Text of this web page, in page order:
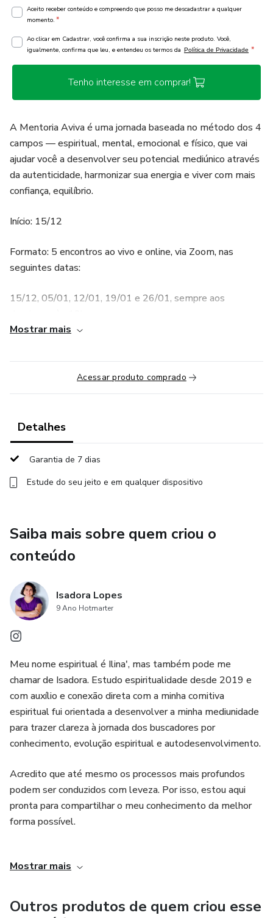
Aceito receber conteúdo e compreendo que posso me descadastrar a qualquer
momento. *
Ao clicar em Cadastrar, você confirma a sua inscrição neste produto. Você,
igualmente, confirma que leu, e entendeu os termos da Política de Privacidade *
Tenho interesse em comprar!
A Mentoria Aviva é uma jornada baseada no método dos 4
campos — espiritual, mental, emocional e físico, que vai
ajudar você a desenvolver seu potencial mediúnico através
da autenticidade, harmonizar sua energia e viver com mais
confiança, equilíbrio.
Início: 15/12
Formato: 5 encontros ao vivo e online, via Zoom, nas
seguintes datas:
15/12, 05/01, 12/01, 19/01 e 26/01, sempre aos
grupo no WhatsApp, acesso à aulas semanais de yoga,
meditações guiadas, materiais complementares e acesso
às gravações por 1 ano.
A mentoria integra aprendizado e prática, com aulas
teóricas e orientações práticas para harmonizar seus 4
campos e expandir sua mediunidade.
O que você vai aprender?
Conectar-se com sua essência espiritual e expandir sua
mediunidade.
Superar bloqueios emocionais para viver com mais clareza
e tranquilidade.
Transformar seu corpo em um canal energético alinhado e
Benefícios Exclusivos:
5 encontros ao vivo gravados, com acesso por 1 ano.
Grupo no WhatsApp para suporte contínuo.
Meditações e materiais complementares para enriquecer
sua prática.
Aulas semanais de yoga para alinhar os 4 campos.
Dúvidas: WhatsApp 47 999341765📱
Mostrar mais
Acessar produto comprado
Detalhes
Garantia de 7 dias
Estude do seu jeito e em qualquer dispositivo
Saiba mais sobre quem criou o
conteúdo
Isadora Lopes
9 Ano Hotmarter
Meu nome espiritual é Ilina', mas também pode me
chamar de Isadora. Estudo espiritualidade desde 2019 e
com auxílio e conexão direta com a minha comitiva
espiritual fui orientada a desenvolver a minha mediunidade
para trazer clareza à jornada dos buscadores por
conhecimento, evolução espiritual e autodesenvolvimento.
Acredito que até mesmo os processos mais profundos
podem ser conduzidos com leveza. Por isso, estou aqui
pronta para compartilhar o meu conhecimento da melhor
forma possível.
mediúnicos, terapeuta holística com foco em leitura de
espiritualidade.
Mostrar mais
Outros produtos de quem criou esse